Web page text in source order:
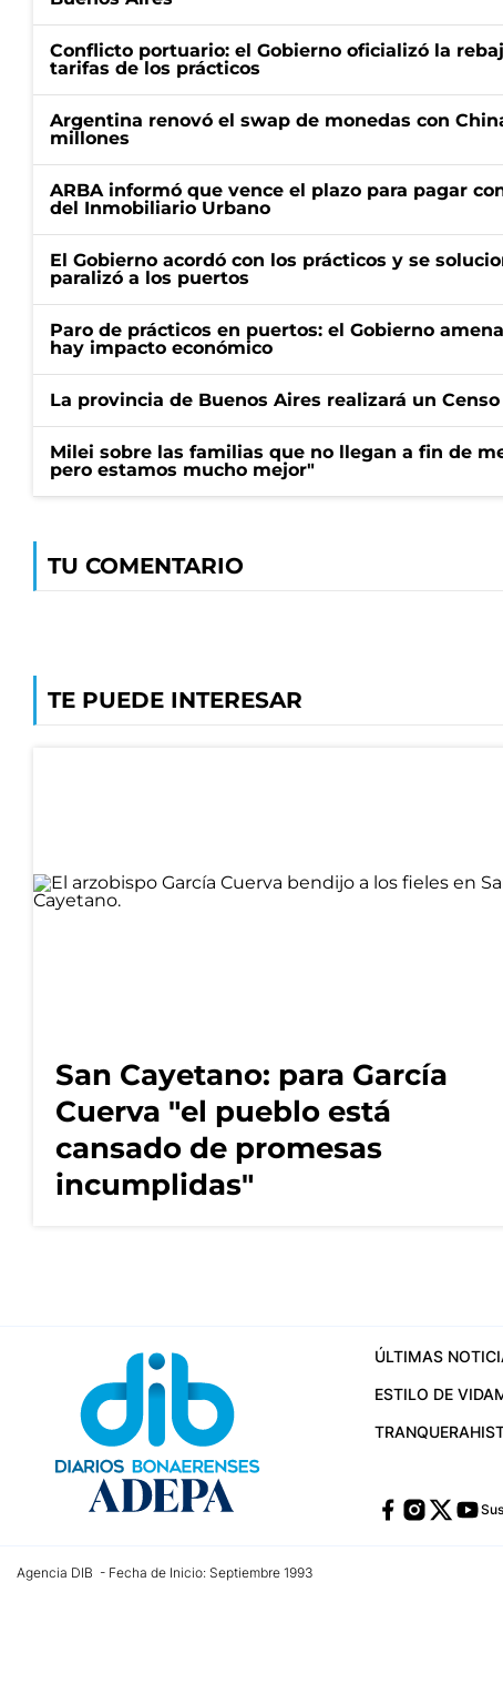
Conflicto portuario: el Gobierno oficializó la
tarifas de los prácticos
Argentina renovó el swap de monedas con
millones
ARBA informó que vence el plazo para pagar
del Inmobiliario Urbano
El Gobierno acordó con los prácticos y se
paralizó a los puertos
Paro de prácticos en puertos: el Gobierno
hay impacto económico
La provincia de Buenos Aires realizará un
Milei sobre las familias que no llegan a fin de
pero estamos mucho mejor"
TU COMENTARIO
TE PUEDE INTERESAR
San Cayetano: para García
Cuerva "el pueblo está
cansado de promesas
incumplidas"
ÚLTIMAS
ESTILO DE VIDA
TRANQUERA
Agencia DIB - Fecha de Inicio: Septiembre 1993